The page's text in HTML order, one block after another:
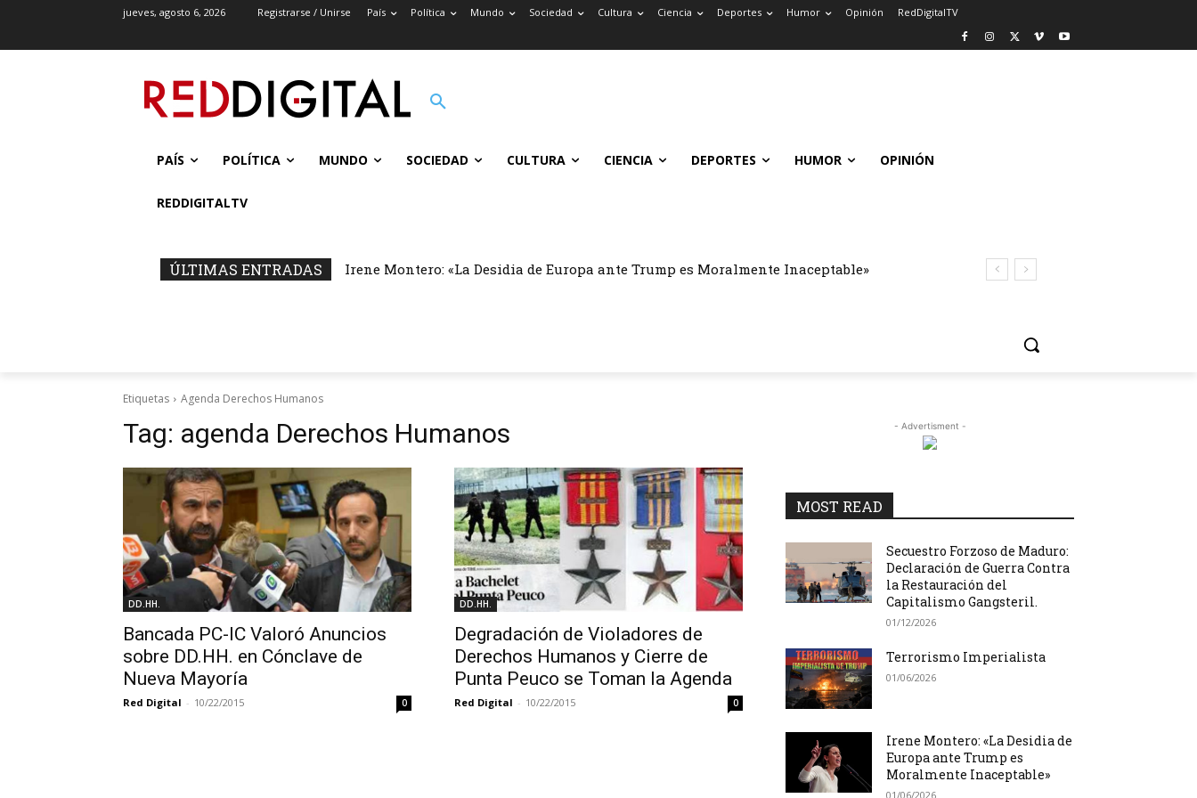
jueves, agosto 6, 2026 Registrarse / Unirse País Política Mundo Sociedad Cultura Ciencia Deportes Humor Opinión RedDigitalTV
PAÍS POLÍTICA MUNDO SOCIEDAD CULTURA CIENCIA DEPORTES HUMOR OPINIÓN
REDDIGITALTV
ÚLTIMAS ENTRADAS Irene Montero: «La Desidia de Europa ante Trump es Moralmente Inaceptable»
Etiquetas Agenda Derechos Humanos
Tag: agenda Derechos Humanos
DD.HH.
Bancada PC-IC Valoró Anuncios
sobre DD.HH. en Cónclave de
Nueva Mayoría
Red Digital - 10/22/2015 0
DD.HH.
Degradación de Violadores de
Derechos Humanos y Cierre de
Punta Peuco se Toman la Agenda
Red Digital - 10/22/2015 0
- Advertisment -
MOST READ
Secuestro Forzoso de Maduro:
Declaración de Guerra Contra
la Restauración del
Capitalismo Gangsteril.
01/12/2026
Terrorismo Imperialista
01/06/2026
Irene Montero: «La Desidia de
Europa ante Trump es
Moralmente Inaceptable»
01/06/2026